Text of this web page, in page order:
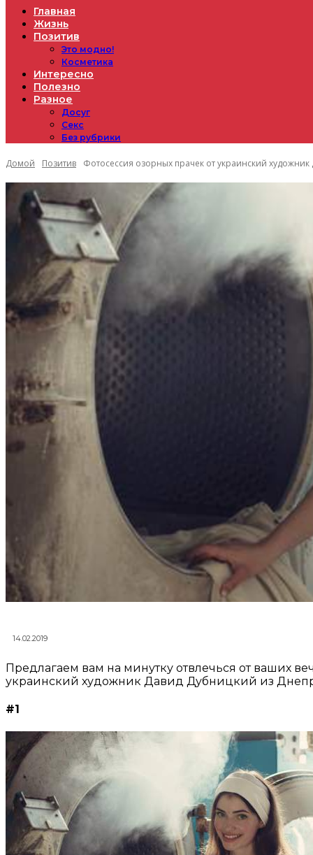
Главная
Жизнь
Позитив
Это модно!
Косметика
Интересно
Полезно
Разное
Досуг
Секс
Без рубрики
Домой Позитив Фотосессия озорных прачек от украинский
14.02.2019
Предлагаем вам на минутку отвлечься от ваших
украинский художник Давид Дубницкий из
#1